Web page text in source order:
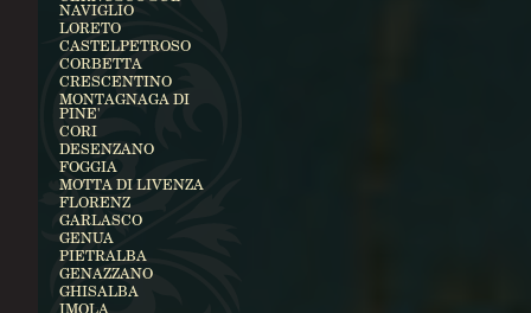
NAVIGLIO
LORETO
CASTELPETROSO
CORBETTA
CRESCENTINO
MONTAGNAGA DI
PINE'
CORI
DESENZANO
FOGGIA
MOTTA DI LIVENZA
FLORENZ
GARLASCO
GENUA
PIETRALBA
GENAZZANO
GHISALBA
IMOLA